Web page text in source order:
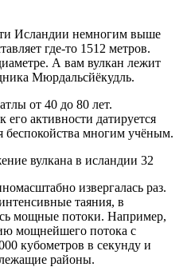
Исландии немногим выше
где-то 1512 метров.
А вам вулкан лежит
Мюрдальсйёкудль.
от 40 до 80 лет.
активности датируется
беспокойства многим учёным.
извергалась раз.
таяния, в
мощные потоки. Например,
мощнейшего потока с
кубометров в секунду и
районы.